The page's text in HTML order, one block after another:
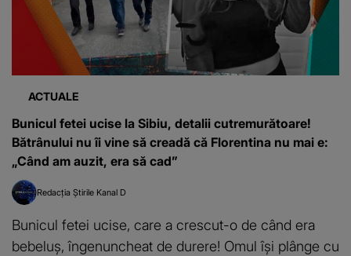
ACTUALE
Bunicul fetei ucise la Sibiu, detalii cutremurătoare!
Bătrânului nu îi vine să creadă că Florentina nu mai e:
„Când am auzit, era să cad”
Redacția Știrile Kanal D
Bunicul fetei ucise, care a crescut-o de când era
bebeluș, îngenuncheat de durere! Omul își plânge cu